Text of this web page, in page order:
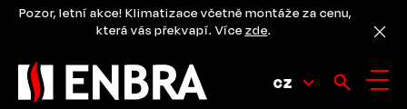
PřejítPozor, letní akce! Klimatizace včetně montáže za cenu,
která vás překvapí. Více zde.
CZ